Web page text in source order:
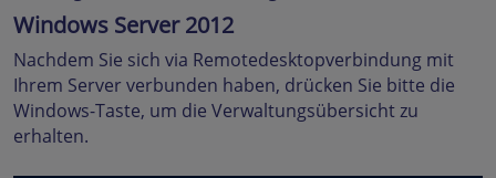
Windows Server 2012
Nachdem Sie sich via Remotedesktopverbindung mit
Ihrem Server verbunden haben, drücken Sie bitte die
Windows-Taste, um die Verwaltungsübersicht zu
erhalten.